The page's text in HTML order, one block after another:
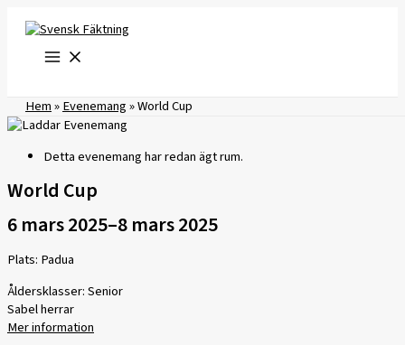
innehåll
Hem»Evenemang»World Cup
Detta evenemang har redan ägt rum.
World Cup
6 mars 2025–8 mars 2025
Plats: Padua
Åldersklasser: Senior
Sabel herrar
Mer information